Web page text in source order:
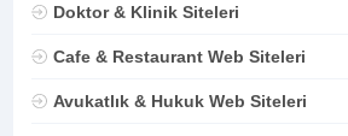
Doktor & Klinik Siteleri
Cafe & Restaurant Web Siteleri
Avukatlık & Hukuk Web Siteleri